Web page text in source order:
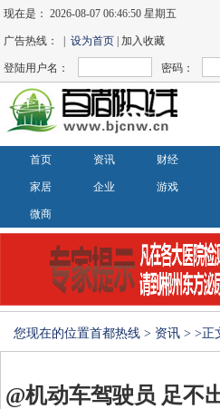
现在是：2026-08-07 06:46:50 星期五
广告热线： |设为首页 | 加入收藏
登陆用户名： 密码：
首页 资讯 财经
家居 企业 游戏
微商
您现在的位置首都热线 > 资讯 > >正
@机动车驾驶员 足不